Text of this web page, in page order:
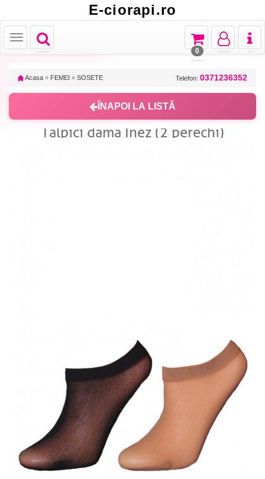
E-ciorapi.ro
Toggle
navigation
Toggle
Toggle
navigation
Toggle
navigation
Toggle
navigation
0
Acasa » FEMEI » SOSETE Telefon: 0371236352
ÎNAPOI LA LISTĂ
Talpici dama Inez (2 perechi)